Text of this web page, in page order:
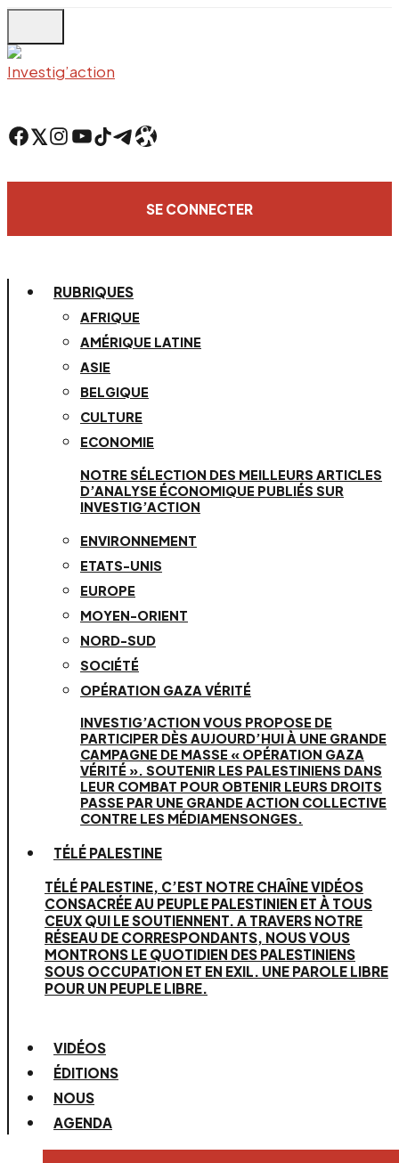
to
main
Facebook Twitter Instagram YouTube TikTok TelegramLien
SE CONNECTER
RUBRIQUES
AFRIQUE
AMÉRIQUE LATINE
ASIE
BELGIQUE
CULTURE
ECONOMIE
NOTRE SÉLECTION DES MEILLEURS ARTICLES
D’ANALYSE ÉCONOMIQUE PUBLIÉS SUR
INVESTIG’ACTION
ENVIRONNEMENT
ETATS-UNIS
EUROPE
MOYEN-ORIENT
NORD-SUD
SOCIÉTÉ
OPÉRATION GAZA VÉRITÉ
INVESTIG’ACTION VOUS PROPOSE DE
PARTICIPER DÈS AUJOURD’HUI À UNE GRANDE
CAMPAGNE DE MASSE « OPÉRATION GAZA
VÉRITÉ ». SOUTENIR LES PALESTINIENS DANS
LEUR COMBAT POUR OBTENIR LEURS DROITS
PASSE PAR UNE GRANDE ACTION COLLECTIVE
CONTRE LES MÉDIAMENSONGES.
TÉLÉ PALESTINE
TÉLÉ PALESTINE, C’EST NOTRE CHAÎNE VIDÉOS
CONSACRÉE AU PEUPLE PALESTINIEN ET À TOUS
CEUX QUI LE SOUTIENNENT. A TRAVERS NOTRE
RÉSEAU DE CORRESPONDANTS, NOUS VOUS
MONTRONS LE QUOTIDIEN DES PALESTINIENS
SOUS OCCUPATION ET EN EXIL. UNE PAROLE LIBRE
POUR UN PEUPLE LIBRE.
VIDÉOS
ÉDITIONS
NOUS
AGENDA